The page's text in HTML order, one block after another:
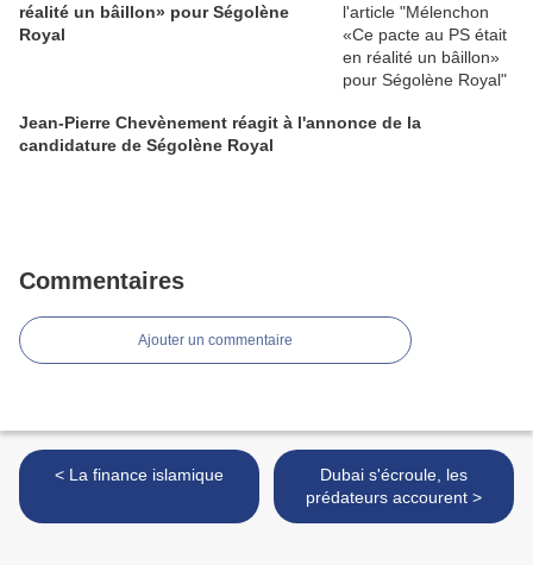
réalité un bâillon» pour Ségolène
Royal
Jean-Pierre Chevènement réagit à l'annonce de la
candidature de Ségolène Royal
Commentaires
Ajouter un commentaire
< La finance islamique
Dubai s'écroule, les
prédateurs accourent >